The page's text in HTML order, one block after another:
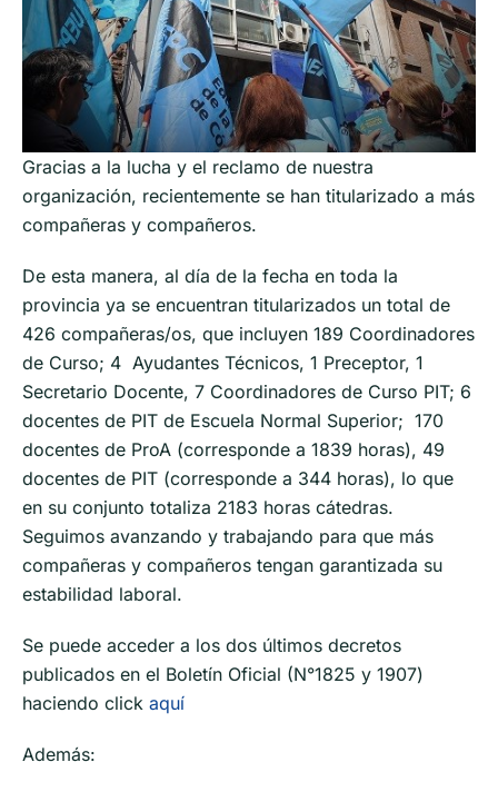
Gracias a la lucha y el reclamo de nuestra
organización, recientemente se han titularizado a más
compañeras y compañeros.
De esta manera, al día de la fecha en toda la
provincia ya se encuentran titularizados un total de
426 compañeras/os, que incluyen 189 Coordinadores
de Curso; 4 Ayudantes Técnicos, 1 Preceptor, 1
Secretario Docente, 7 Coordinadores de Curso PIT; 6
docentes de PIT de Escuela Normal Superior; 170
docentes de ProA (corresponde a 1839 horas), 49
docentes de PIT (corresponde a 344 horas), lo que
en su conjunto totaliza 2183 horas cátedras.
Seguimos avanzando y trabajando para que más
compañeras y compañeros tengan garantizada su
estabilidad laboral.
Se puede acceder a los dos últimos decretos
publicados en el Boletín Oficial (N°1825 y 1907)
haciendo click aquí
Además: